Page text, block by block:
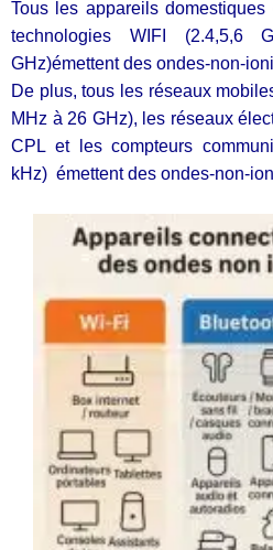
Tous les appareils
technologies WIFI (2.4,5,6
GHz)émettent des ondes-non-
De plus, tous les réseaux
MHz à 26 GHz), les réseaux
CPL et les compteurs
kHz) émettent des ondes-non-